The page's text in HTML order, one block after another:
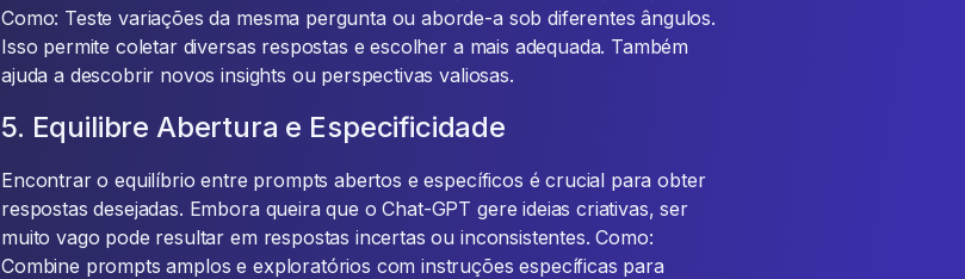
Como: Teste variações da mesma pergunta ou aborde-a sob diferentes ângulos.
Isso permite coletar diversas respostas e escolher a mais adequada. Também
ajuda a descobrir novos insights ou perspectivas valiosas.
5. Equilibre Abertura e Especificidade
Encontrar o equilíbrio entre prompts abertos e específicos é crucial para obter
respostas desejadas. Embora queira que o Chat-GPT gere ideias criativas, ser
muito vago pode resultar em respostas incertas ou inconsistentes. Como:
Combine prompts amplos e exploratórios com instruções específicas para